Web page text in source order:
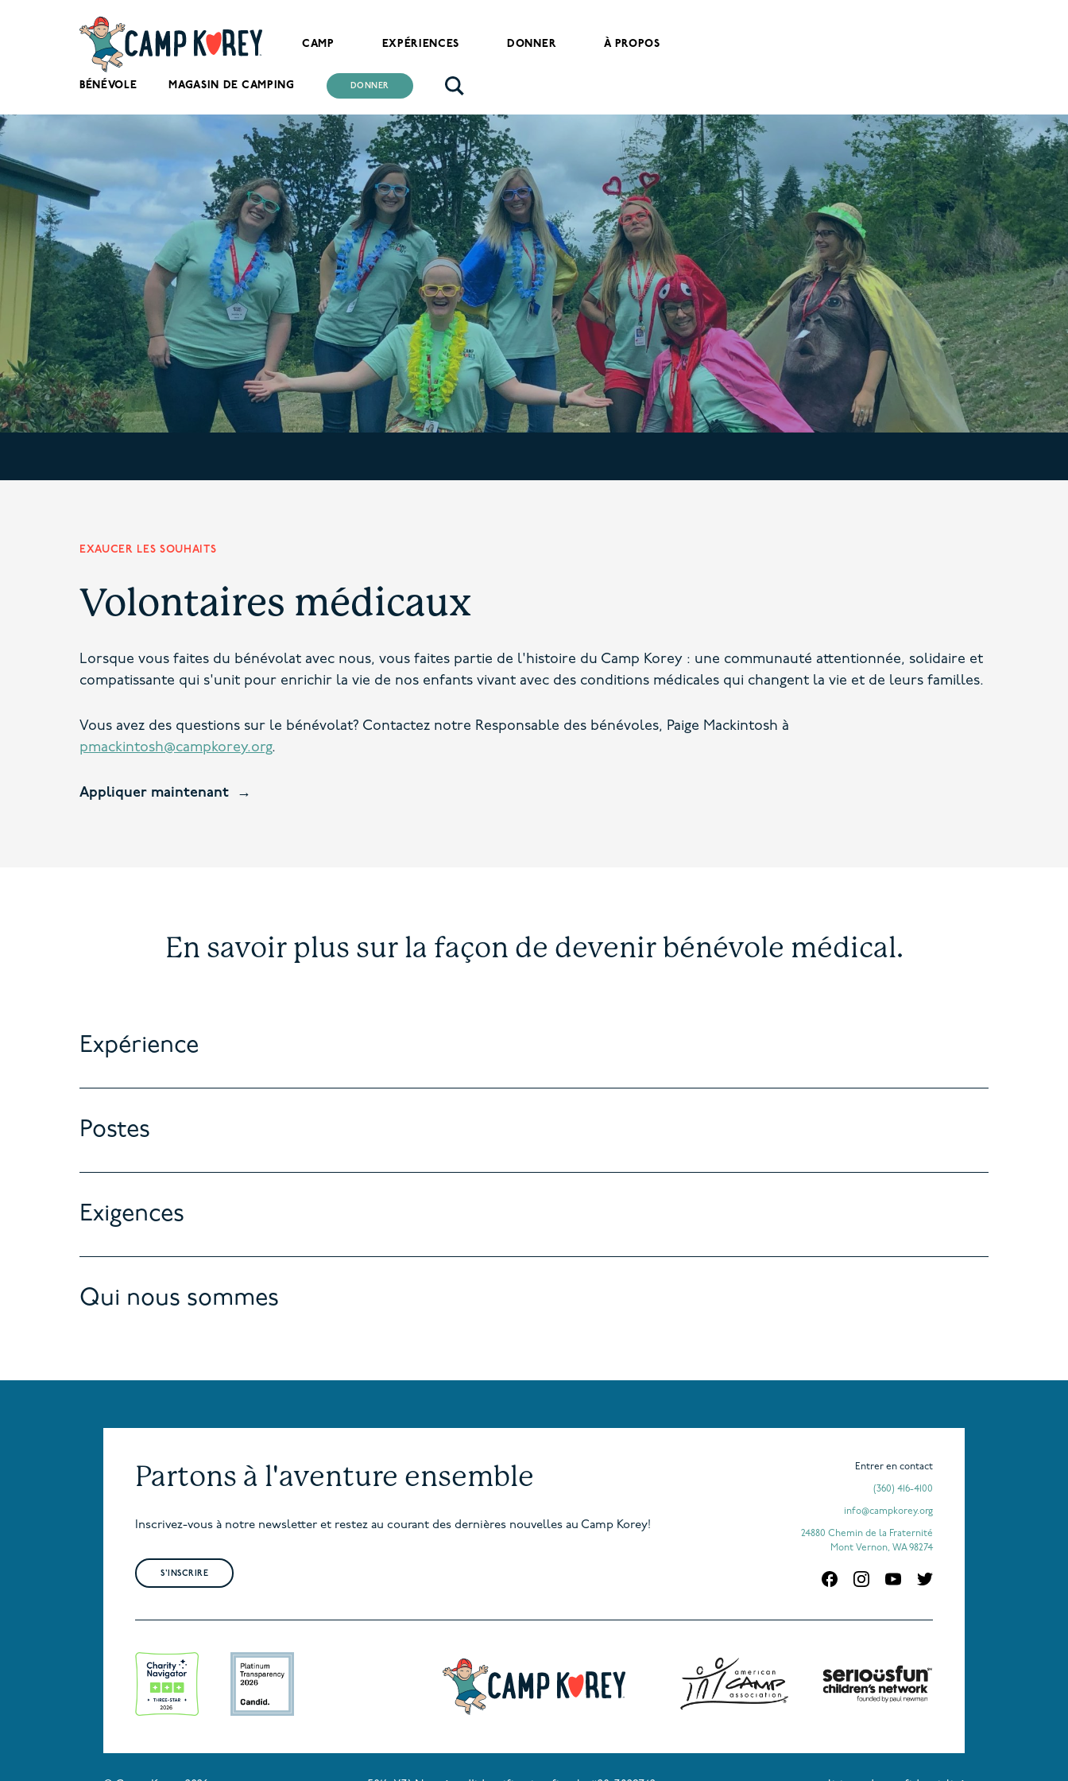
CAMP EXPÉRIENCES DONNER À PROPOS
BÉNÉVOLE MAGASIN DE CAMPING DONNER
EXAUCER LES SOUHAITS
Volontaires médicaux
Lorsque vous faites du bénévolat avec nous, vous faites partie de l'histoire du Camp Korey : une communauté attentionnée, solidaire et
compatissante qui s'unit pour enrichir la vie de nos enfants vivant avec des conditions médicales qui changent la vie et de leurs familles.
Vous avez des questions sur le bénévolat? Contactez notre Responsable des bénévoles, Paige Mackintosh à
pmackintosh@campkorey.org.
Appliquer maintenant
En savoir plus sur la façon de devenir bénévole médical.
Expérience
Postes
Exigences
Qui nous sommes
Partons à l'aventure ensemble
Inscrivez-vous à notre newsletter et restez au courant des dernières nouvelles au Camp Korey!
S'INSCRIRE
Entrer en contact
(360) 416-4100
info@campkorey.org
24880 Chemin de la Fraternité
Mont Vernon, WA 98274